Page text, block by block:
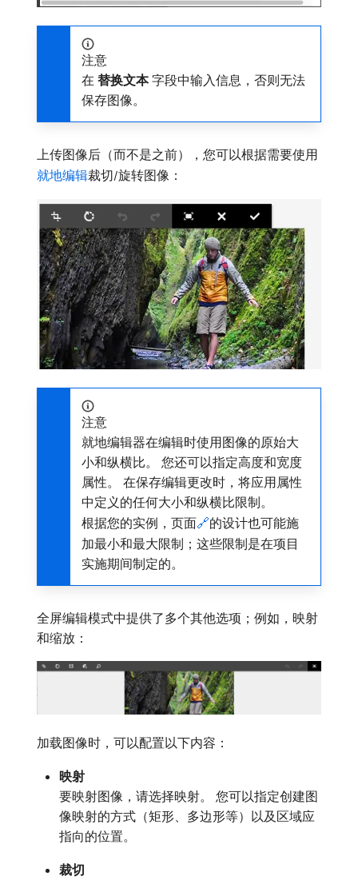
注意
在​ 替换文本​字段中输入信息，否则无法
保存图像。
上传图像后（而不是之前），您可以根据需要使用
就地编辑裁切/旋转图像：
注意
就地编辑器在编辑时使用图像的原始大
小和纵横比。 您还可以指定高度和宽度
属性。 在保存编辑更改时，将应用属性
中定义的任何大小和纵横比限制。
根据您的实例，页面🔗的设计也可能施
加最小和最大限制；这些限制是在项目
实施期间制定的。
全屏编辑模式中提供了多个其他选项；例如，映射
和缩放：
加载图像时，可以配置以下内容：
映射
要映射图像，请选择映射。 您可以指定创建图
像映射的方式（矩形、多边形等）以及区域应
指向的位置。
裁切